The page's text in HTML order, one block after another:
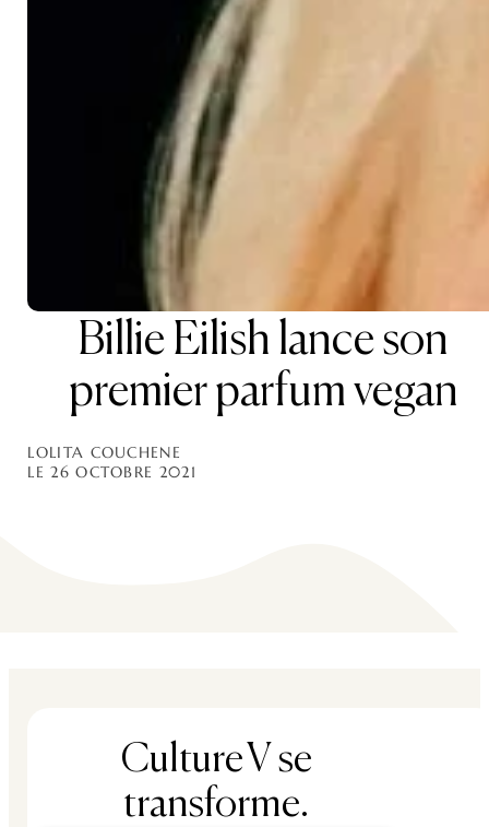
Billie Eilish lance son
premier parfum vegan
LOLITA COUCHENE
LE 26 OCTOBRE 2021
Culture V se
transforme.